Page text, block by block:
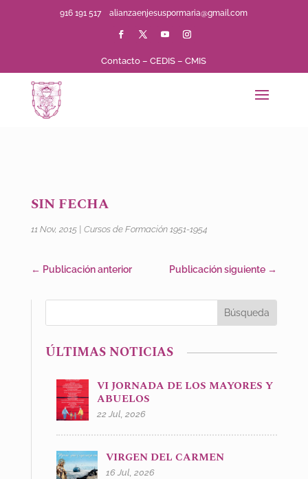
916 191 517alianzaenjesuspormaria@gmail.com
Contacto –CEDIS –CMIS
SIN FECHA
11 Nov, 2015| Cursos de Formación 1951-1954
← Publicación anterior Publicación siguiente →
ÚLTIMAS NOTICIAS
VI JORNADA DE LOS MAYORES Y
ABUELOS
22 Jul, 2026
VIRGEN DEL CARMEN
16 Jul, 2026